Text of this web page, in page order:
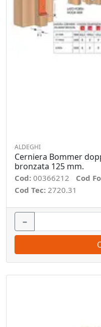
ALDEGHI
Cerniera Bommer
bronzata 125 mm.
Cod: 00366212 Cod
Cod Tec: 2720.31
−